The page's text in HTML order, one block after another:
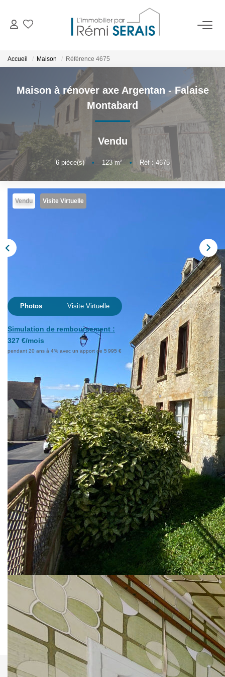
VENDRE
BIENS VENDUS
ADMINISTRATION DE BIENS
Accueil Maison Référence 4675
Maison à rénover axe Argentan - Falaise
Montabard
Vendu
6pièce(s) • 123m² • Réf : 4675
Vendu Visite Virtuelle
Simulation de remboursement :
327 €/mois
pendant 20 ans à 4% avec un apport de 5 995 €
Photos Visite Virtuelle
Réf : 4675
Réf 4675 - Exclusivité agence - 59 950€ FAI
Située à 10 minutes d'ARGENTAN, à mi-chemin entre
Argentan 61200 et Falaise 14700, maison en pierres à
rénover, offrant:
Au rez-de-chaussée : une entrée, une pièce de vie, cuisine
et espace repas
A l'étage : un couloir desservant 3 chambres et une salle
d'eau
Grenier aménageable
Cette maison en pierres à rénover offre de beaux volumes
et une bonne disposition des pièces.
Spacieuse dépendance avec garage.
Terrain de 250 m²
Les informations sur les risques auxquels ce bien est
exposé sont disponibles sur le site Géorisques :
www.georisques.gouv.fr
L'immobilier par Rémi Serais
Nos honoraires Nous contacter
Imprimer